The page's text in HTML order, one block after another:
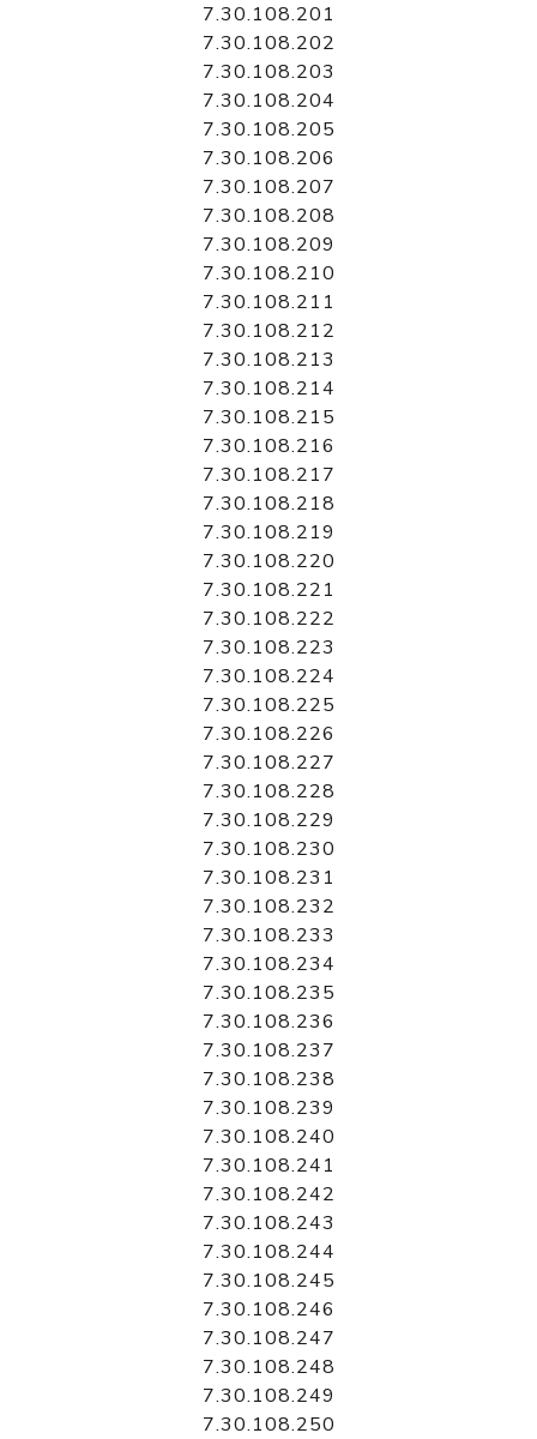
7.30.108.201
7.30.108.202
7.30.108.203
7.30.108.204
7.30.108.205
7.30.108.206
7.30.108.207
7.30.108.208
7.30.108.209
7.30.108.210
7.30.108.211
7.30.108.212
7.30.108.213
7.30.108.214
7.30.108.215
7.30.108.216
7.30.108.217
7.30.108.218
7.30.108.219
7.30.108.220
7.30.108.221
7.30.108.222
7.30.108.223
7.30.108.224
7.30.108.225
7.30.108.226
7.30.108.227
7.30.108.228
7.30.108.229
7.30.108.230
7.30.108.231
7.30.108.232
7.30.108.233
7.30.108.234
7.30.108.235
7.30.108.236
7.30.108.237
7.30.108.238
7.30.108.239
7.30.108.240
7.30.108.241
7.30.108.242
7.30.108.243
7.30.108.244
7.30.108.245
7.30.108.246
7.30.108.247
7.30.108.248
7.30.108.249
7.30.108.250